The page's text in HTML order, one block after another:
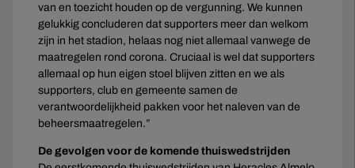
van en toezicht houden op de vergunning. We kunnen
gelukkig concluderen dat supporters meer dan welkom
zijn in het stadion, helaas nog niet allemaal vanwege de
maatregelen rond corona. Cruciaal is wel dat supporters
allemaal op hun eigen stoel blijven zitten en we als
supporters, club en gemeente samen de
verantwoordelijkheid pakken voor het naleven van de
beheersmaatregelen.”
De gevolgen voor de komende thuiswedstrijden